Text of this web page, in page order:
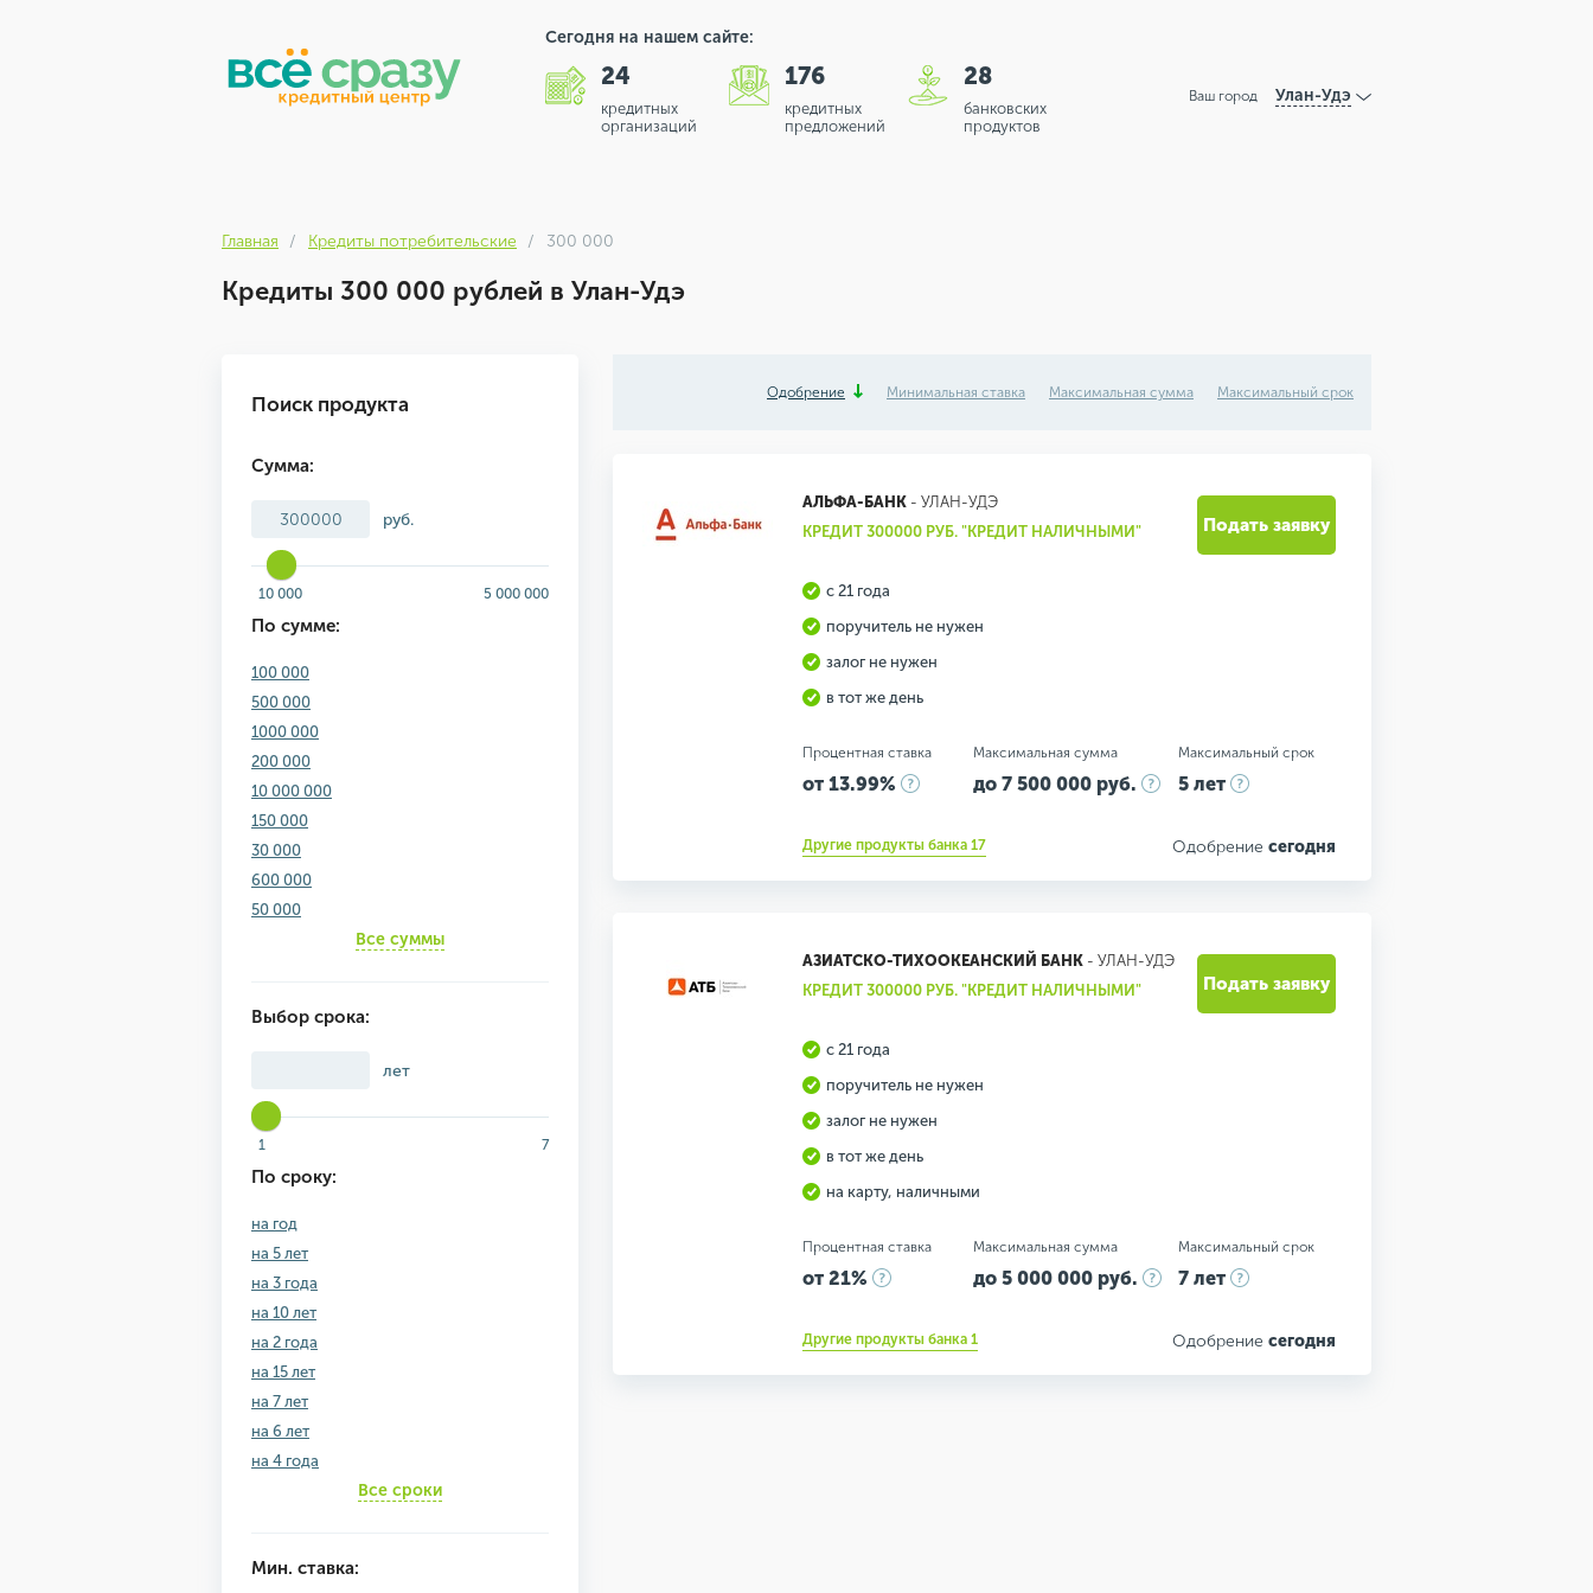
Сегодня на нашем сайте:
24
кредитных
организаций
176
кредитных
предложений
28
банковских
продуктов
Ваш город Улан-Удэ
Главная Кредиты потребительские 300 000
Кредиты 300 000 рублей в Улан-Удэ
Поиск продукта
Сумма:
руб.
10 000 5 000 000
По сумме:
100 000
500 000
1000 000
200 000
10 000 000
150 000
30 000
600 000
50 000
Все суммы
Выбор срока:
лет
1 7
По сроку:
на год
на 5 лет
на 3 года
на 10 лет
на 2 года
на 15 лет
на 7 лет
на 6 лет
на 4 года
Все сроки
Мин. ставка:
Одобрение Минимальная ставка Максимальная сумма Максимальный срок
АЛЬФА-БАНК- УЛАН-УДЭ
КРЕДИТ 300000 РУБ. "КРЕДИТ НАЛИЧНЫМИ"
с 21 года
поручитель не нужен
залог не нужен
в тот же день
Процентная ставка
от 13.99%
Максимальная сумма
до 7 500 000 руб.
Максимальный срок
5 лет
Другие продукты банка 17 Одобрение сегодня
Подать заявку
АЗИАТСКО-ТИХООКЕАНСКИЙ БАНК- УЛАН-УДЭ
КРЕДИТ 300000 РУБ. "КРЕДИТ НАЛИЧНЫМИ"
с 21 года
поручитель не нужен
залог не нужен
в тот же день
на карту, наличными
Процентная ставка
от 21%
Максимальная сумма
до 5 000 000 руб.
Максимальный срок
7 лет
Другие продукты банка 1 Одобрение сегодня
Подать заявку